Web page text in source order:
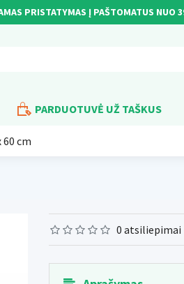
PRISTATYMAS Į PAŠTOMATUS NUO
PARDUOTUVĖ UŽ TAŠKUS
cm
0 atsiliepimai